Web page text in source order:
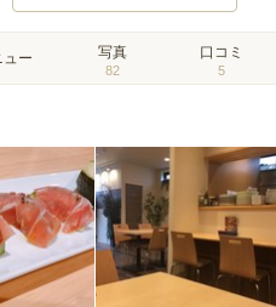
ュー 写真
82
口コミ
5